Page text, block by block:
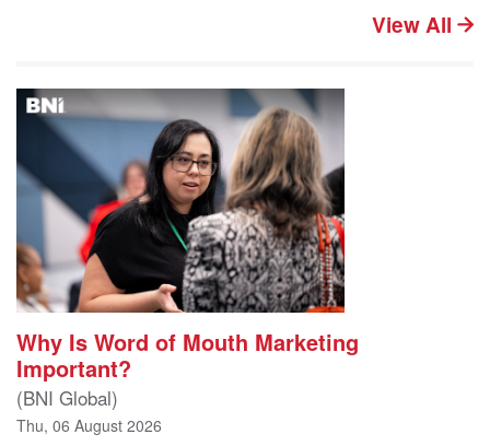
View All
Why Is Word of Mouth Marketing
Important?
(BNI Global)
Thu, 06 August 2026